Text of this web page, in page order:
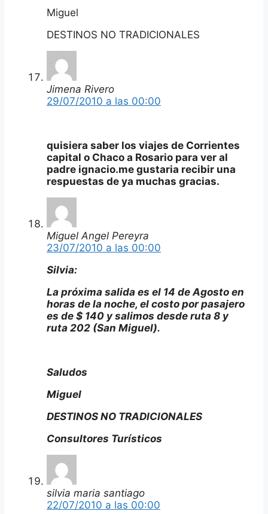
Miguel
DESTINOS NO TRADICIONALES
Jimena Rivero
29/07/2010 a las 00:00
quisiera saber los viajes de Corrientes
capital o Chaco a Rosario para ver al
padre ignacio.me gustaria recibir una
respuestas de ya muchas gracias.
Miguel Angel Pereyra
23/07/2010 a las 00:00
Silvia:
La próxima salida es el 14 de Agosto en
horas de la noche, el costo por pasajero
es de $ 140 y salimos desde ruta 8 y
ruta 202 (San Miguel).
Saludos
Miguel
DESTINOS NO TRADICIONALES
Consultores Turísticos
silvia maria santiago
22/07/2010 a las 00:00